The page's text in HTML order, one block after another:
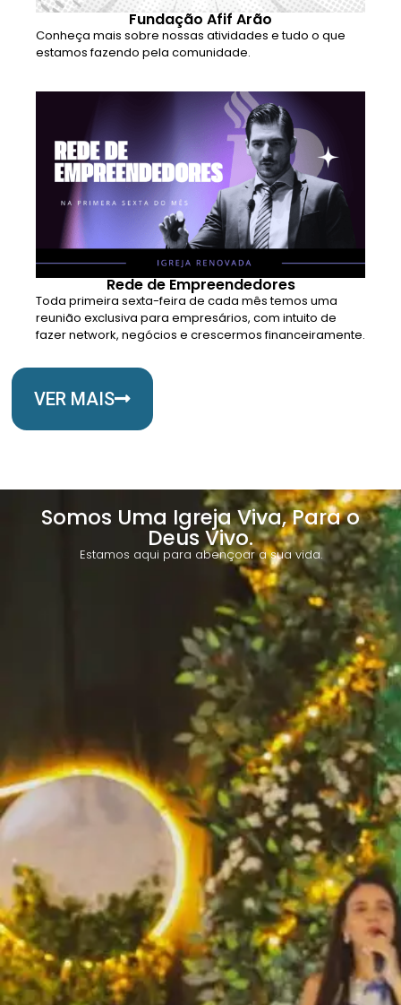
Fundação Afif Arão
Conheça mais sobre nossas atividades e tudo o que
estamos fazendo pela comunidade.
Rede de Empreendedores
Toda primeira sexta-feira de cada mês temos uma
reunião exclusiva para empresários, com intuito de
fazer network, negócios e crescermos financeiramente.
VER MAIS
Somos Uma Igreja Viva, Para o
Deus Vivo.
Estamos aqui para abençoar a sua vida.